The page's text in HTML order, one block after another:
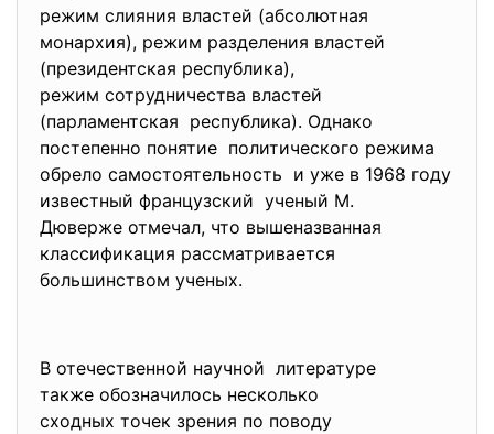
режим слияния властей (абсолютная
монархия), режим разделения властей
(президентская республика),
режим сотрудничества властей
(парламентская республика). Однако
постепенно понятие политического режима
обрело самостоятельность и уже в 1968 году
известный французский ученый М.
Дюверже отмечал, что вышеназванная
классификация рассматривается
большинством ученых.
В отечественной научной литературе
также обозначилось несколько
сходных точек зрения по поводу